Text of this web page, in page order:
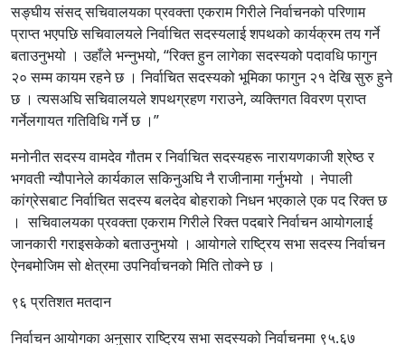
सङ्घीय संसद् सचिवालयका प्रवक्ता एकराम गिरीले निर्वाचनको परिणाम
प्राप्त भएपछि सचिवालयले निर्वाचित सदस्यलाई शपथको कार्यक्रम तय गर्ने
बताउनुभयो । उहाँले भन्नुभयो, “रिक्त हुन लागेका सदस्यको पदावधि फागुन
२० सम्म कायम रहने छ । निर्वाचित सदस्यको भूमिका फागुन २१ देखि सुरु हुने
छ । त्यसअघि सचिवालयले शपथग्रहण गराउने, व्यक्तिगत विवरण प्राप्त
गर्नेलगायत गतिविधि गर्ने छ ।”
मनोनीत सदस्य वामदेव गौतम र निर्वाचित सदस्यहरू नारायणकाजी श्रेष्ठ र
भगवती न्यौपानेले कार्यकाल सकिनुअघि नै राजीनामा गर्नुभयो । नेपाली
कांग्रेसबाट निर्वाचित सदस्य बलदेव बोहराको निधन भएकाले एक पद रिक्त छ
। सचिवालयका प्रवक्ता एकराम गिरीले रिक्त पदबारे निर्वाचन आयोगलाई
जानकारी गराइसकेको बताउनुभयो । आयोगले राष्ट्रिय सभा सदस्य निर्वाचन
ऐनबमोजिम सो क्षेत्रमा उपनिर्वाचनको मिति तोक्ने छ ।
९६ प्रतिशत मतदान
निर्वाचन आयोगका अनुसार राष्ट्रिय सभा सदस्यको निर्वाचनमा ९५.६७